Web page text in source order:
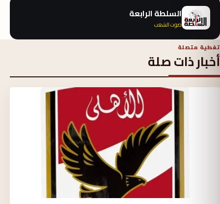
السلطة الرابعة
صوت الشعب
تغطية متصلة
أخبار ذات صلة